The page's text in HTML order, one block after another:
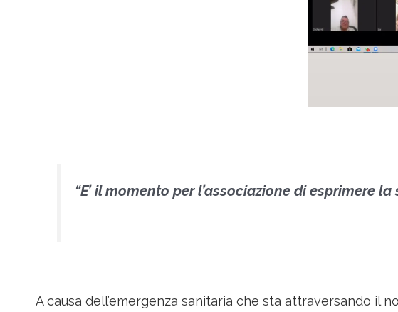
“E’ il momento per l’associazione di esprimere
A causa dell’emergenza sanitaria che sta attraversando il